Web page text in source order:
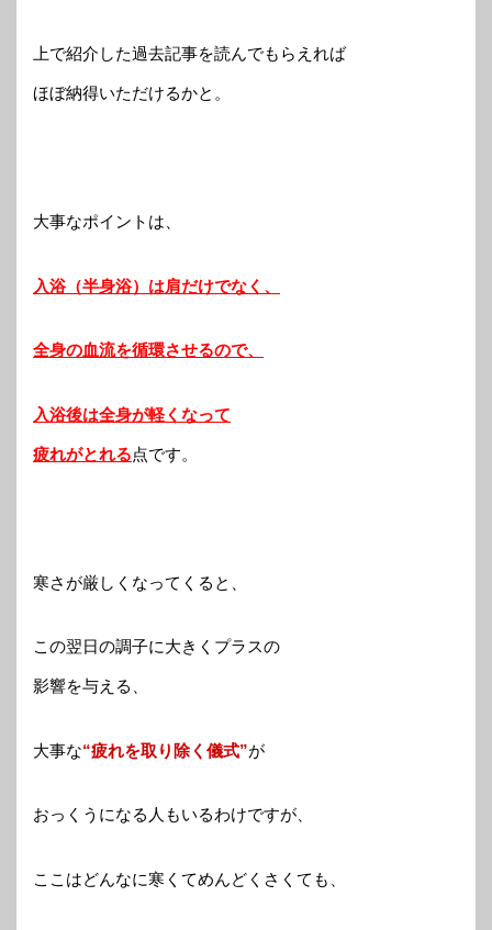
上で紹介した過去記事を読んでもらえれば
ほぼ納得いただけるかと。
大事なポイントは、
入浴（半身浴）は肩だけでなく、
全身の血流を循環させるので、
入浴後は全身が軽くなって
疲れがとれる点です。
寒さが厳しくなってくると、
この翌日の調子に大きくプラスの
影響を与える、
大事な“疲れを取り除く儀式”が
おっくうになる人もいるわけですが、
ここはどんなに寒くてめんどくさくても、